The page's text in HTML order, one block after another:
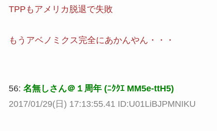
TPPもアメリカ脱退で失敗
もうアベノミクス完全にあかんやん・・・
56: 名無しさん＠１周年 (ﾆｸｸｴ MM5e-ttH5)
2017/01/29(日) 17:13:55.41 ID:U01LiBJPMNIKU